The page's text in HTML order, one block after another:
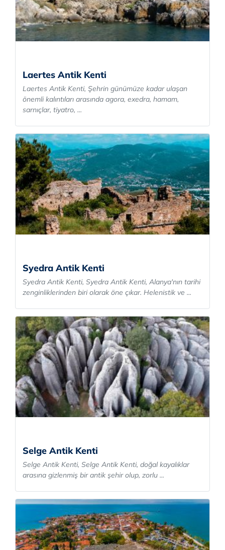
Laertes Antik Kenti
Laertes Antik Kenti, Şehrin günümüze kadar ulaşan
önemli kalıntıları arasında agora, exedra, hamam,
sarnıçlar, tiyatro, ...
Syedra Antik Kenti
Syedra Antik Kenti, Syedra Antik Kenti, Alanya'nın tarihi
zenginliklerinden biri olarak öne çıkar. Helenistik ve ...
Selge Antik Kenti
Selge Antik Kenti, Selge Antik Kenti, doğal kayalıklar
arasına gizlenmiş bir antik şehir olup, zorlu ...